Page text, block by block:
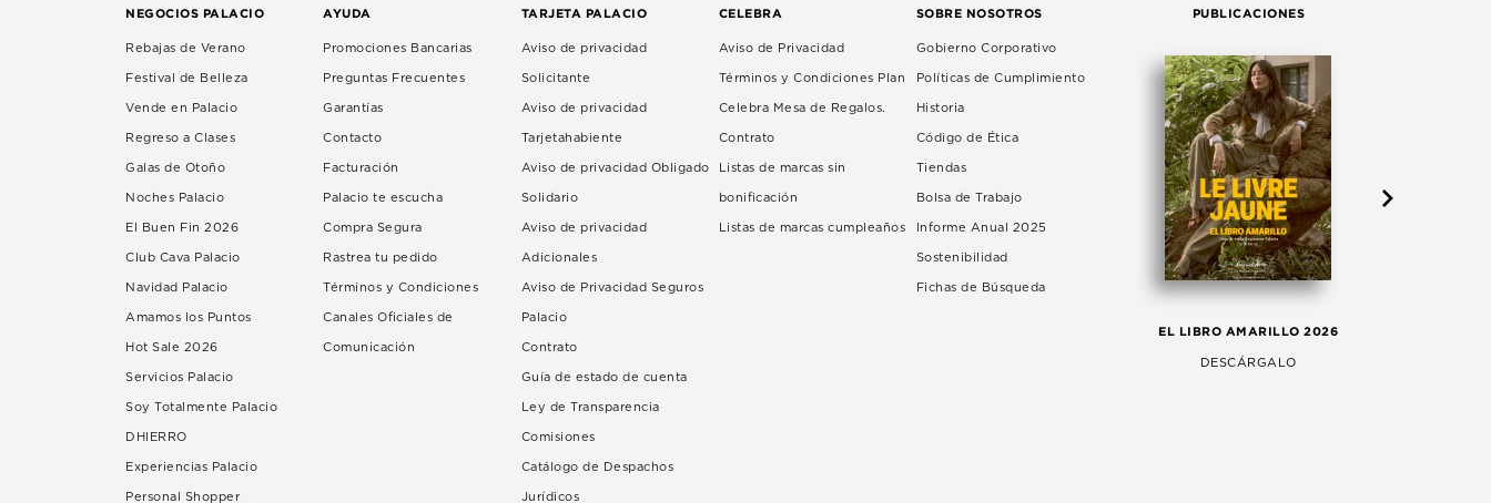
NEGOCIOS PALACIO
Rebajas de Verano
Festival de Belleza
Vende en Palacio
Regreso a Clases
Galas de Otoño
Noches Palacio
El Buen Fin 2026
Club Cava Palacio
Navidad Palacio
Amamos los Puntos
Hot Sale 2026
Servicios Palacio
Soy Totalmente Palacio
DHIERRO
Experiencias Palacio
Personal Shopper
AYUDA
Promociones Bancarias
Preguntas Frecuentes
Garantías
Contacto
Facturación
Palacio te escucha
Compra Segura
Rastrea tu pedido
Términos y Condiciones
Canales Oficiales de
Comunicación
TARJETA PALACIO
Aviso de privacidad
Solicitante
Aviso de privacidad
Tarjetahabiente
Aviso de privacidad Obligado
Solidario
Aviso de privacidad
Adicionales
Aviso de Privacidad Seguros
Palacio
Contrato
Guía de estado de cuenta
Ley de Transparencia
Comisiones
Catálogo de Despachos
Jurídicos
CELEBRA
Aviso de Privacidad
Términos y Condiciones Plan
Celebra Mesa de Regalos.
Contrato
Listas de marcas sin
bonificación
Listas de marcas cumpleaños
SOBRE NOSOTROS
Gobierno Corporativo
Políticas de Cumplimiento
Historia
Código de Ética
Tiendas
Bolsa de Trabajo
Informe Anual 2025
Sostenibilidad
Fichas de Búsqueda
PUBLICACIONES
EL LIBRO AMARILLO 2026
DESCÁRGALO